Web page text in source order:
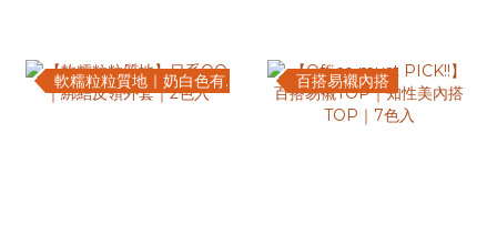
軟糯粒粒質地｜奶白色有現貨♡ 百搭易襯內搭